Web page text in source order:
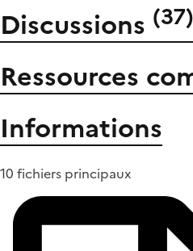
Discussions (37)
Ressources
Informations
10 fichiers principaux